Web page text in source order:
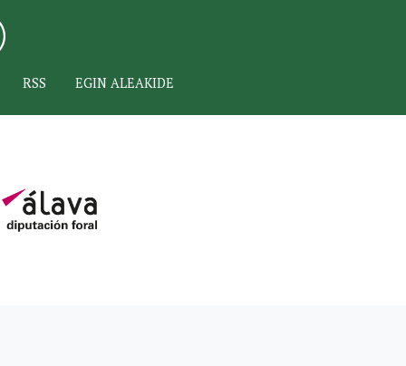
RSS EGIN ALEAKIDE